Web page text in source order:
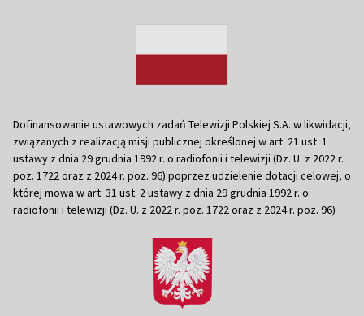
Dofinansowanie ustawowych zadań Telewizji Polskiej S.A. w likwidacji,
związanych z realizacją misji publicznej określonej w art. 21 ust. 1
ustawy z dnia 29 grudnia 1992 r. o radiofonii i telewizji (Dz. U. z 2022 r.
poz. 1722 oraz z 2024 r. poz. 96) poprzez udzielenie dotacji celowej, o
której mowa w art. 31 ust. 2 ustawy z dnia 29 grudnia 1992 r. o
radiofonii i telewizji (Dz. U. z 2022 r. poz. 1722 oraz z 2024 r. poz. 96)